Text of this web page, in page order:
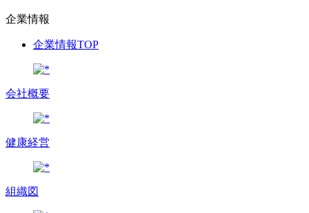
企業情報
企業情報TOP
会社概要
健康経営
組織図